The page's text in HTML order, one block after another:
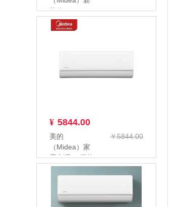
能效KFR-
35GW/BP3DN8Y-
PC4...
¥ 5844.00
￥5844.00
美的
（Midea）家
用空调 一级能
效 智能家电
变频冷暖